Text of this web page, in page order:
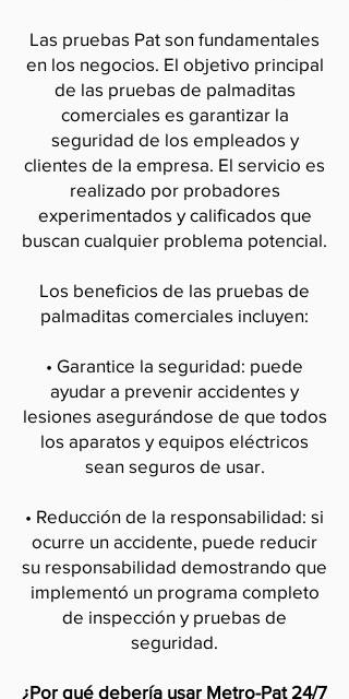
Las pruebas Pat son fundamentales
en los negocios. El objetivo principal
de las pruebas de palmaditas
comerciales es garantizar la
seguridad de los empleados y
clientes de la empresa. El servicio es
realizado por probadores
experimentados y calificados que
buscan cualquier problema potencial.
Los beneficios de las pruebas de
palmaditas comerciales incluyen:
• Garantice la seguridad: puede
ayudar a prevenir accidentes y
lesiones asegurándose de que todos
los aparatos y equipos eléctricos
sean seguros de usar.
• Reducción de la responsabilidad: si
ocurre un accidente, puede reducir
su responsabilidad demostrando que
implementó un programa completo
de inspección y pruebas de
seguridad.
¿Por qué debería usar Metro-Pat 24/7